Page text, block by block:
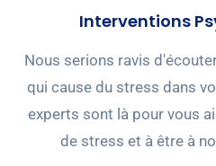
Interventions
Nous serions ravis
qui cause du stress dans
experts sont là pour vous
de stress et à être à